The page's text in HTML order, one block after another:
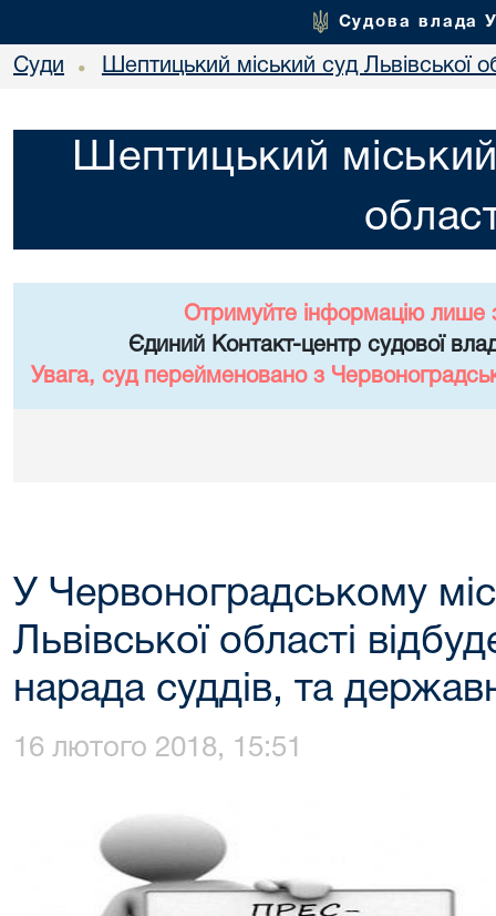
Судова влада
Суди • Шептицький міський суд Львівської
Шептицький міський
Отримуйте інформацію лише
Єдиний Контакт-центр судової
Увага, суд перейменовано з
У Червоноградському
Львівської області
нарада суддів, та
16 лютого 2018, 15:51